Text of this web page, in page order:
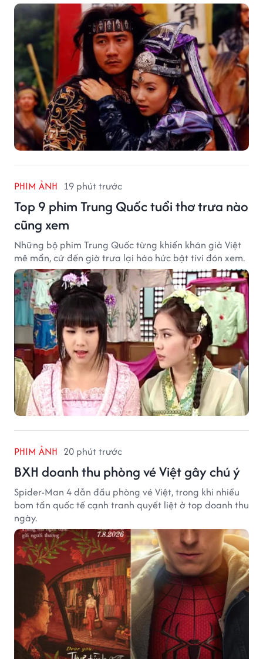
PHIM ẢNH 19 phút trước
Top 9 phim Trung Quốc tuổi thơ trưa nào
cũng xem
Những bộ phim Trung Quốc từng khiến khán giả Việt
mê mẩn, cứ đến giờ trưa lại háo hức bật tivi đón xem.
PHIM ẢNH 20 phút trước
BXH doanh thu phòng vé Việt gây chú ý
Spider-Man 4 dẫn đầu phòng vé Việt, trong khi nhiều
bom tấn quốc tế cạnh tranh quyết liệt ở top doanh thu
ngày.